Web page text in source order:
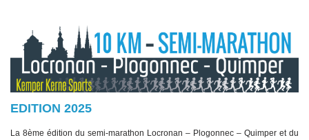
EDITION 2025
La 8ème édition du semi-marathon Locronan – Plogonnec – Quimper et du